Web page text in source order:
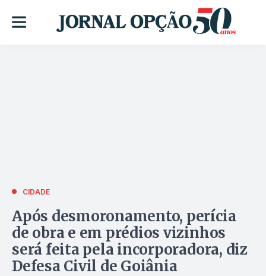
CIDADE
Após desmoronamento, perícia
de obra e em prédios vizinhos
será feita pela incorporadora, diz
Defesa Civil de Goiânia